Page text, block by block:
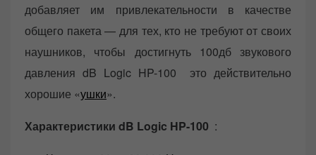
добавляет им привлекательности в качестве
общего пакета — для тех, кто не требуют от своих
наушников, чтобы достигнуть 100дб звукового
давления dB Logic HP-100 это действительно
хорошие «ушки».
Характеристики dB Logic HP-100 :